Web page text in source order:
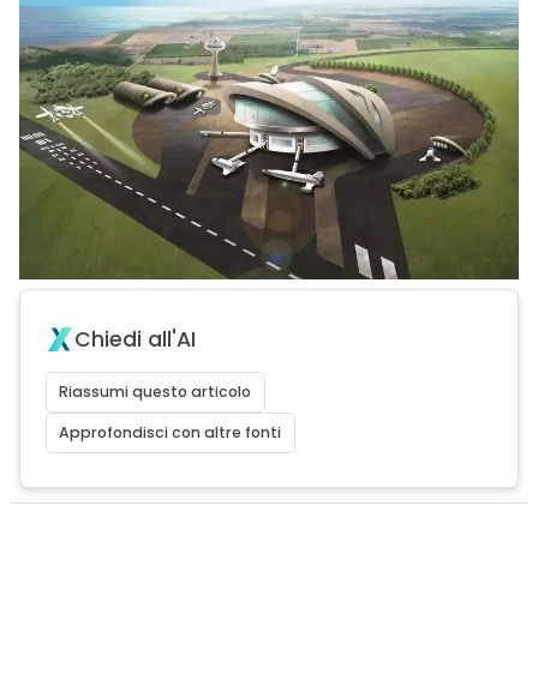
Chiedi all'AI
Riassumi questo articolo
Approfondisci con altre fonti